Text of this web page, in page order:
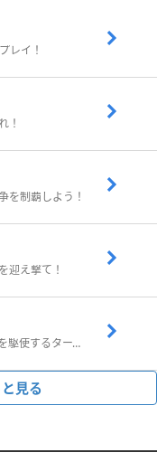
レイ！
！
を制覇しよう！
迎え撃て！
武器の『アビリティ』と『戦神』を駆使するターン制コマンドバトルRPG！
見る